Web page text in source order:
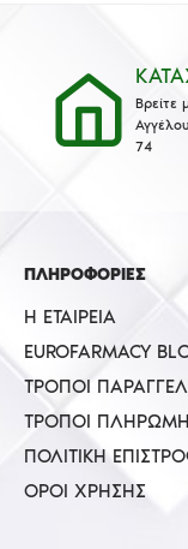
Βρείτε
74
ΠΛΗΡΟΦΟΡΙΕΣ
Η ΕΤΑΙΡΕΊΑ
EUROFARMACY
ΤΡΌΠΟΙ
ΤΡΌΠΟΙ
ΠΟΛΙΤΙΚΉ
ΌΡΟΙ ΧΡΉΣΗΣ